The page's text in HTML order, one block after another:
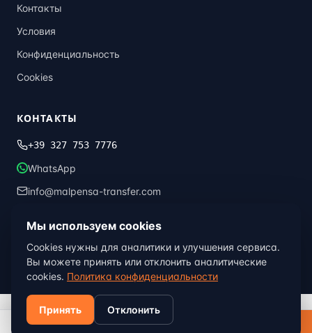
Контакты
Условия
Конфиденциальность
Cookies
КОНТАКТЫ
+39 327 753 7776
WhatsApp
info@malpensa-transfer.com
© 2013–2026 Malpensa Transfer · Global Transfer Italia ·Милан,
Италия
Условия Конфиденциальность
Мы используем cookies
Cookies нужны для аналитики и улучшения сервиса.
Вы можете принять или отклонить аналитические
cookies. Политика конфиденциальности
Принять Отклонить